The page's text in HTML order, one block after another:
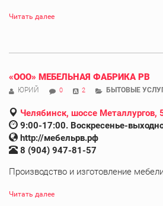
Читать далее
«ООО» МЕБЕЛЬНАЯ ФАБРИКА РВ
ЮРИЙ 0 2 БЫТОВЫЕ
Челябинск, шоссе Металлургов,
9:00-17:00. Воскресенье-
http://мебельрв.рф
8 (904) 947-81-57
Производство и изготовление
Читать далее